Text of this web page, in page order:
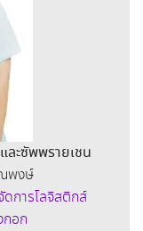
ละซัพพรายเชน
พงษ์
การโลจิสติกส์
กอก